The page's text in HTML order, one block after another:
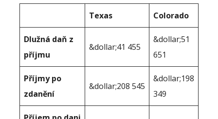
Texas Colorado
Dlužná daň z
příjmu
&dollar;41 455
&dollar;51
651
Příjmy po
zdanění
&dollar;208 545
&dollar;198
349